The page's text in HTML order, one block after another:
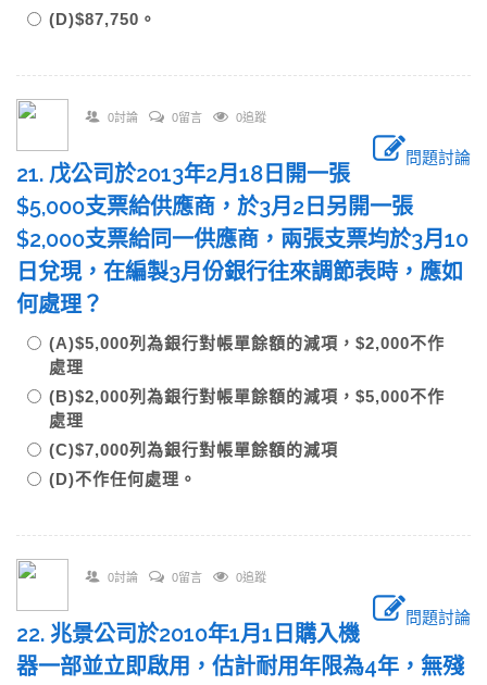
(D)$87,750。
0討論 0留言 0追蹤
問題討論
21. 戊公司於2013年2月18日開一張
$5,000支票給供應商，於3月2日另開一張
$2,000支票給同一供應商，兩張支票均於3月10
日兌現，在編製3月份銀行往來調節表時，應如
何處理？
(A)$5,000列為銀行對帳單餘額的減項，$2,000不作
處理
(B)$2,000列為銀行對帳單餘額的減項，$5,000不作
處理
(C)$7,000列為銀行對帳單餘額的減項
(D)不作任何處理。
0討論 0留言 0追蹤
問題討論
22. 兆景公司於2010年1月1日購入機
器一部並立即啟用，估計耐用年限為4年，無殘